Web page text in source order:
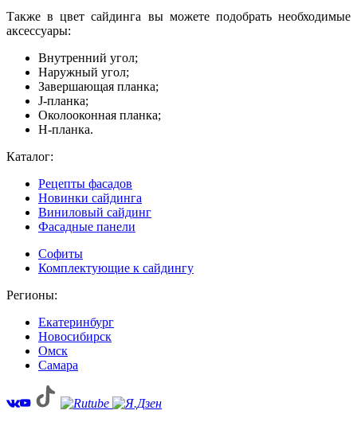
Также в цвет сайдинга вы можете подобрать необходимые
аксессуары:
Внутренний угол;
Наружный угол;
Завершающая планка;
J-планка;
Околооконная планка;
H-планка.
Каталог:
Рецепты фасадов
Новинки сайдинга
Виниловый сайдинг
Фасадные панели
Софиты
Комплектующие к сайдингу
Регионы:
Екатеринбург
Новосибирск
Омск
Самара